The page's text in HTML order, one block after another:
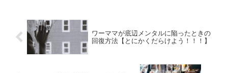
ワーママが底辺メンタルに陥ったときの
回復方法【とにかくだらけよう！！！】